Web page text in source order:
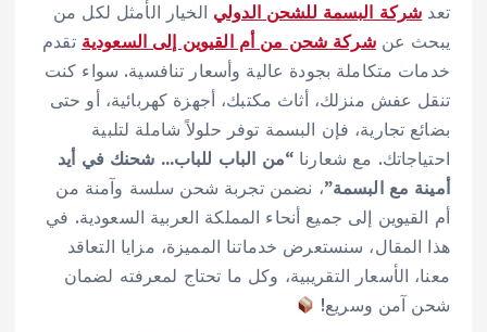
تعد شركة البسمة للشحن الدولي الخيار الأمثل لكل من
يبحث عنشركة شحن من أم القيوين إلى السعودية تقدم
خدمات متكاملة بجودة عالية وأسعار تنافسية. سواء كنت
تنقل عفش منزلك، أثاث مكتبك، أجهزة كهربائية، أو حتى
بضائع تجارية، فإن البسمة توفر حلولاً شاملة لتلبية
احتياجاتك. مع شعارنا“من الباب للباب… شحنك في أيد
أمينة مع البسمة”، نضمن تجربة شحن سلسة وآمنة من
أم القيوين إلى جميع أنحاء المملكة العربية السعودية. في
هذا المقال، سنستعرض خدماتنا المميزة، مزايا التعاقد
معنا، الأسعار التقريبية، وكل ما تحتاج لمعرفته لضمان
شحن آمن وسريع!